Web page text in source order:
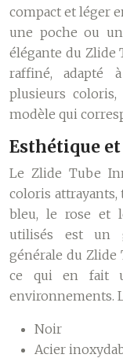
compact et léger
une poche ou
élégante du Zlide
raffiné, adapté
plusieurs
modèle qui
Esthétique
Le Zlide Tube
coloris attrayants,
bleu, le rose et
utilisés est un
générale du Zlide
ce qui en fait
environnements.
Noir
Acier